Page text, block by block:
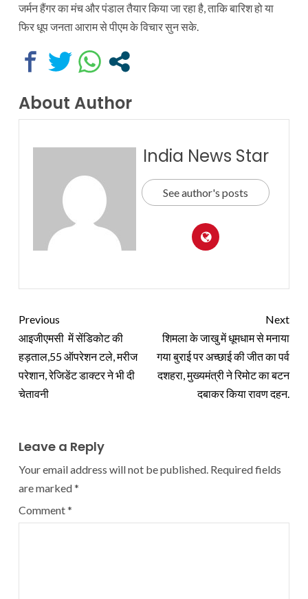
जर्मन हैंगर का मंच और पंडाल तैयार किया जा रहा है, ताकि बारिश हो या
फिर धूप जनता आराम से पीएम के विचार सुन सके.
About Author
India News Star
See author's posts
Previous
आइजीएमसी में सेंडिकोट की
हड़ताल,55 ऑपरेशन टले, मरीज
परेशान, रेजिडेंट डाक्टर ने भी दी
चेतावनी
Next
शिमला के जाखु में धूमधाम से मनाया
गया बुराई पर अच्छाई की जीत का पर्व
दशहरा, मुख्यमंत्री ने रिमोट का बटन
दबाकर किया रावण दहन.
Leave a Reply
Your email address will not be published. Required fields
are marked*
Comment*